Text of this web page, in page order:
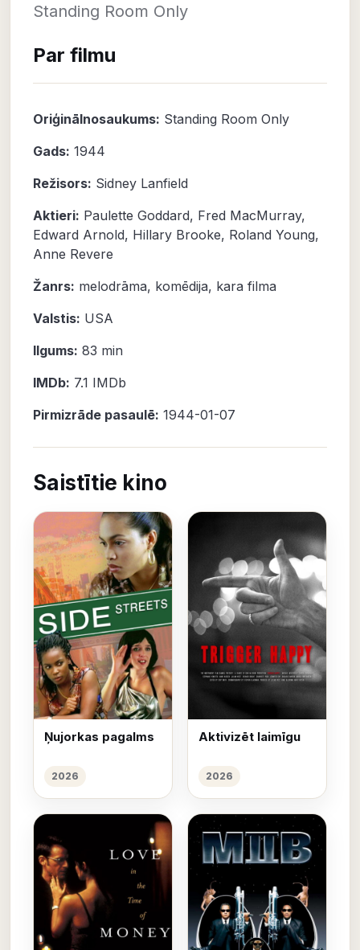
Standing Room Only
Par filmu
Oriģinālnosaukums: Standing Room Only
Gads: 1944
Režisors: Sidney Lanfield
Aktieri: Paulette Goddard, Fred MacMurray,
Edward Arnold, Hillary Brooke, Roland Young,
Anne Revere
Žanrs: melodrāma, komēdija, kara filma
Valstis: USA
Ilgums: 83 min
IMDb: 7.1 IMDb
Pirmizrāde pasaulē: 1944-01-07
Saistītie kino
Ņujorkas pagalms
2026
Aktivizēt laimīgu
2026